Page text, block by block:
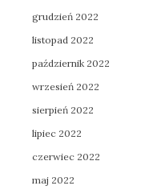
grudzień 2022
listopad 2022
październik 2022
wrzesień 2022
sierpień 2022
lipiec 2022
czerwiec 2022
maj 2022